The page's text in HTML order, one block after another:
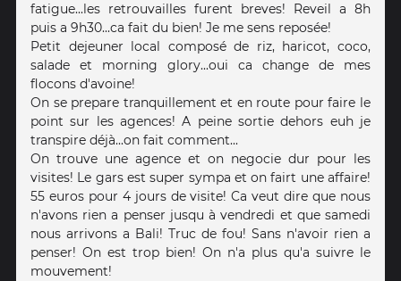
fatigue...les retrouvailles furent breves! Reveil a 8h
puis a 9h30...ca fait du bien! Je me sens reposée!
Petit dejeuner local composé de riz, haricot, coco,
salade et morning glory...oui ca change de mes
flocons d'avoine!
On se prepare tranquillement et en route pour faire le
point sur les agences! A peine sortie dehors euh je
transpire déjà...on fait comment...
On trouve une agence et on negocie dur pour les
visites! Le gars est super sympa et on fairt une affaire!
55 euros pour 4 jours de visite! Ca veut dire que nous
n'avons rien a penser jusqu à vendredi et que samedi
nous arrivons a Bali! Truc de fou! Sans n'avoir rien a
penser! On est trop bien! On n'a plus qu'a suivre le
mouvement!